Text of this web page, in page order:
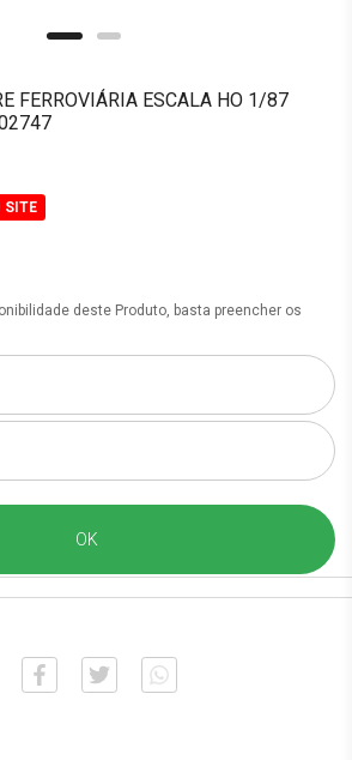
FERROVIÁRIA ESCALA HO 1/87
SITE
deste Produto, basta preencher os